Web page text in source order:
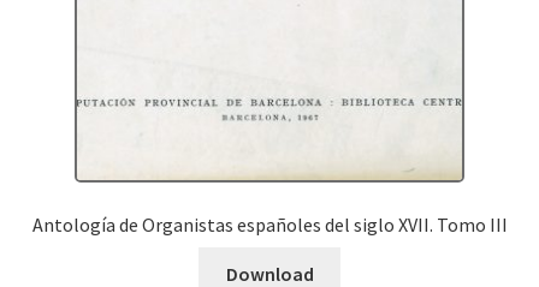
Antología de Organistas españoles del siglo XVII. Tomo III
Download